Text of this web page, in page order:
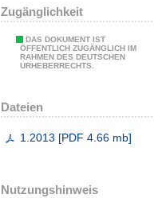
Zugänglichkeit
DAS DOKUMENT IST
ÖFFENTLICH ZUGÄNGLICH IM
RAHMEN DES DEUTSCHEN
URHEBERRECHTS.
Dateien
1.2013 [PDF 4.66 mb]
Nutzungshinweis